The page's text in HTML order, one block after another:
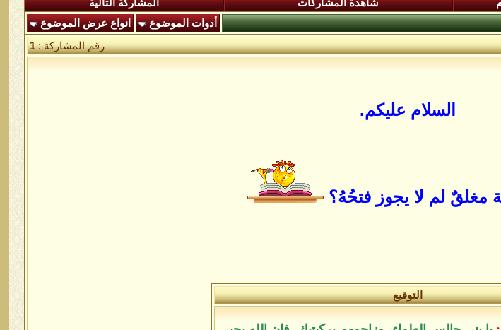
شاهدة المشاركات
المشاركة التالية
أدوات الموضوع
انواع عرض الموضوع
رقم المشاركة :1
السلام عليكم.
مغلقٌ لم لا يجوز فتحُهُ؟
التوقيع